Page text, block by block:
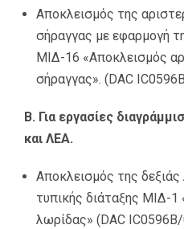
Αποκλεισμός της
σήραγγας με εφαρμογή
ΜΙΔ-16 «Αποκλεισμός
σήραγγας». (DAC
Β. Για εργασίες
και ΛΕΑ.
Αποκλεισμός της
τυπικής διάταξης ΜΙΔ-1
λωρίδας» (DAC